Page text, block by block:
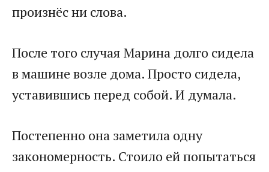
произнёс ни слова.
После того случая Марина долго сидела
в машине возле дома. Просто сидела,
уставившись перед собой. И думала.
Постепенно она заметила одну
закономерность. Стоило ей попытаться